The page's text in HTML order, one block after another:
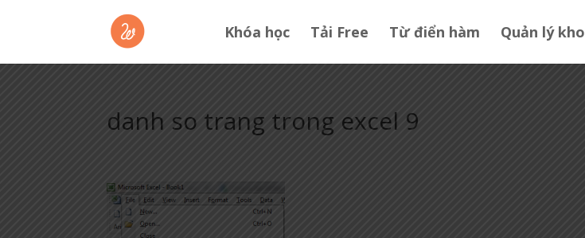
Khóa học Tải Free Từ điển hàm Quản lý kho
danh so trang trong excel 9